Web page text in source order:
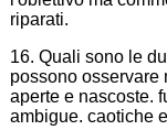
riparati.
16. Quali sono le
possono osservare
aperte e nascoste.
ambigue. caotiche